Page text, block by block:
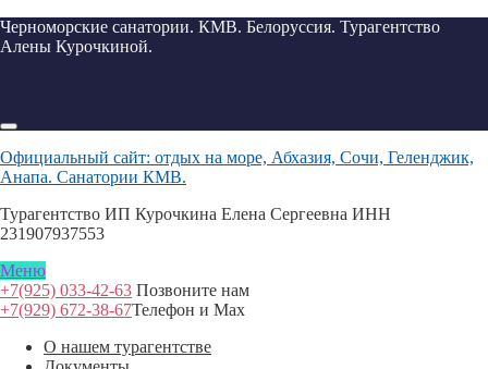
Черноморские санатории. КМВ. Белоруссия. Турагентство
Алены Курочкиной.
Официальный сайт: отдых на море, Абхазия, Сочи, Геленджик,
Анапа. Санатории КМВ.
Турагентство ИП Курочкина Елена Сергеевна ИНН
231907937553
Меню
+7(925) 033-42-63 Позвоните нам
+7(929) 672-38-67Телефон и Max
О нашем турагентстве